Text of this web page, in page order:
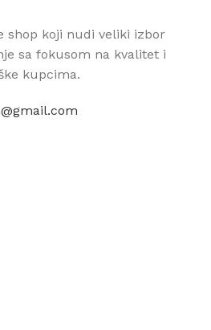
shop koji nudi veliki izbor
sa fokusom na kvalitet i
kupcima.